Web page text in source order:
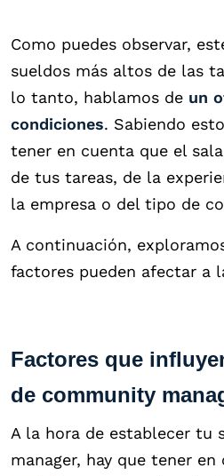
Como puedes observar,
sueldos más altos de las
lo tanto, hablamos de un
condiciones. Sabiendo
tener en cuenta que el
de tus tareas, de la
la empresa o del tipo de
A continuación,
factores pueden afectar a
Factores que
de community
A la hora de establecer tu
manager, hay que tener en